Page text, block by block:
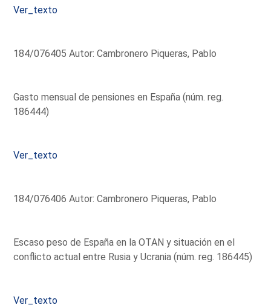
Ver_texto
184/076405 Autor: Cambronero Piqueras, Pablo
Gasto mensual de pensiones en España (núm. reg.
186444)
Ver_texto
184/076406 Autor: Cambronero Piqueras, Pablo
Escaso peso de España en la OTAN y situación en el
conflicto actual entre Rusia y Ucrania (núm. reg. 186445)
Ver_texto